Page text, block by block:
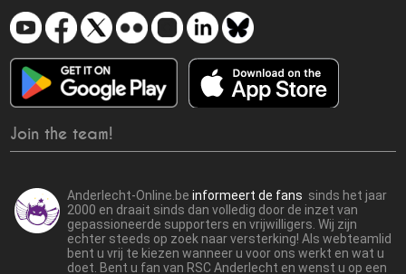
Join the team!
Anderlecht-Online.beinformeert de fans sinds het jaar
2000 en draait sinds dan volledig door de inzet van
gepassioneerde supporters en vrijwilligers. Wij zijn
echter steeds op zoek naar versterking! Als webteamlid
bent u vrij te kiezen wanneer u voor ons werkt en wat u
doet. Bent u fan van RSC Anderlecht en wenst u op een